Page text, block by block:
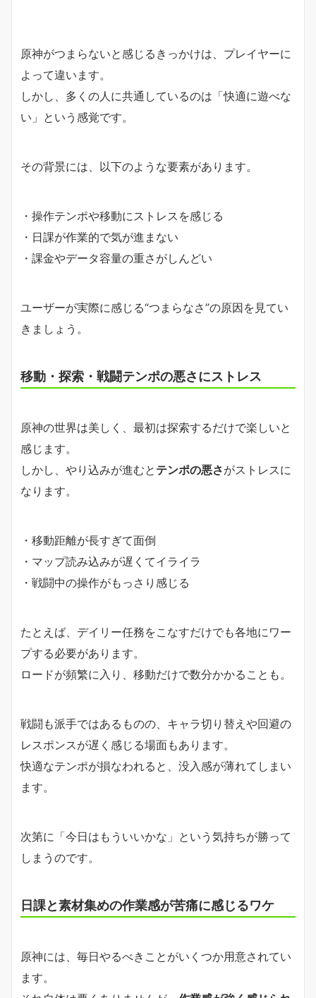
原神がつまらないと感じるきっかけは、プレイヤーに
よって違います。
しかし、多くの人に共通しているのは「快適に遊べな
い」という感覚です。
その背景には、以下のような要素があります。
・操作テンポや移動にストレスを感じる
・日課が作業的で気が進まない
・課金やデータ容量の重さがしんどい
ユーザーが実際に感じる“つまらなさ”の原因を見てい
きましょう。
移動・探索・戦闘テンポの悪さにストレス
原神の世界は美しく、最初は探索するだけで楽しいと
感じます。
しかし、やり込みが進むと テンポの悪さがストレスに
なります。
・移動距離が長すぎて面倒
・マップ読み込みが遅くてイライラ
・戦闘中の操作がもっさり感じる
たとえば、デイリー任務をこなすだけでも各地にワー
プする必要があります。
ロードが頻繁に入り、移動だけで数分かかることも。
戦闘も派手ではあるものの、キャラ切り替えや回避の
レスポンスが遅く感じる場面もあります。
快適なテンポが損なわれると、没入感が薄れてしまい
ます。
次第に「今日はもういいかな」という気持ちが勝って
しまうのです。
日課と素材集めの作業感が苦痛に感じるワケ
原神には、毎日やるべきことがいくつか用意されてい
ます。